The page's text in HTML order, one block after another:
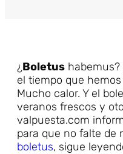
¿Boletus
el tiempo que
Mucho calor. Y el
veranos frescos y
valpuesta.com
para que no falte de
boletus, sigue